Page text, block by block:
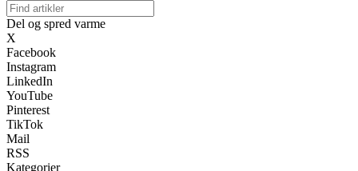
Del og spred varme
X
Facebook
Instagram
LinkedIn
YouTube
Pinterest
TikTok
Mail
RSS
Kategorier